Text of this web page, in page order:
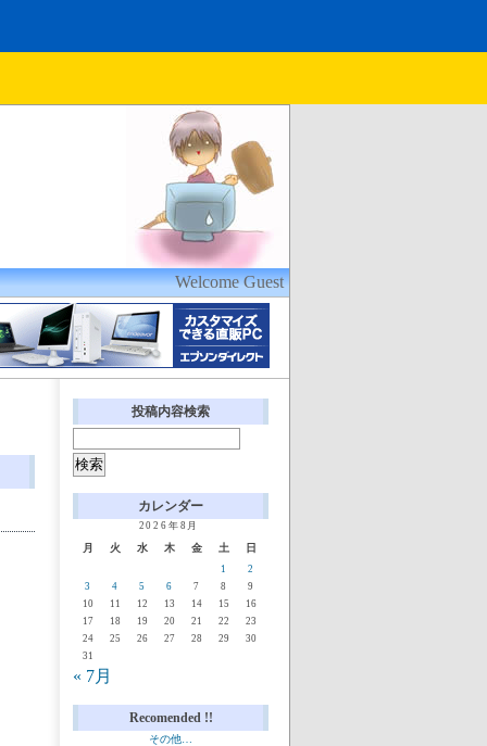
Welcome Guest
投稿内容検索
カレンダー
2026年8月
月 火 水 木 金 土 日
1
2
3
4 5 6 7 8
9
10
11 12 13 14 15
16
17
18 19 20 21 22
23
24
25 26 27 28 29
30
31
« 7月
Recomended !!
その他…